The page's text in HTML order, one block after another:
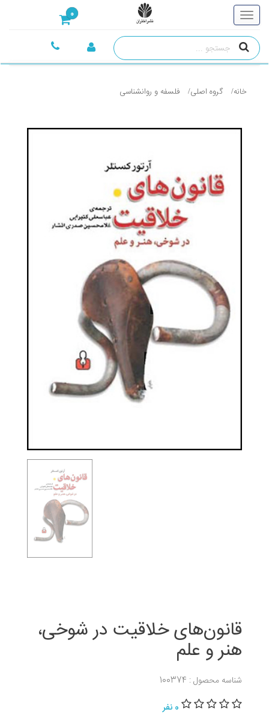
0
خانه گروه اصلی فلسفه و روانشناسی
قانون‌های خلاقیت در شوخی،
هنر و علم
شناسه محصول : 100374
0 نفر